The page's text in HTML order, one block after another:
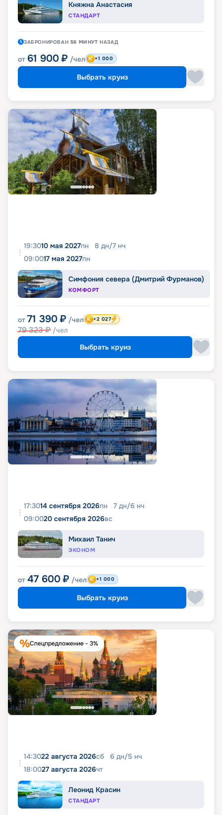
Княжна Анастасия
СТАНДАРТ
ЗАБРОНИРОВАН 56 МИНУТ НАЗАД
от 61 900 ₽ /чел +1 000
Выбрать круиз
19:3010 мая 2027пн 8 дн/7 нч
09:0017 мая 2027пн
Симфония севера (Дмитрий Фурманов)
КОМФОРТ
от 71 390 ₽ /чел
79 323₽ /чел
+2 027
Выбрать круиз
17:3014 сентября 2026пн 7 дн/6 нч
09:0020 сентября 2026вс
Михаил Танич
ЭКОНОМ
от 47 600 ₽ /чел +1 000
Выбрать круиз
Спецпредложение - 3%
14:3022 августа 2026сб 6 дн/5 нч
18:0027 августа 2026чт
Леонид Красин
СТАНДАРТ